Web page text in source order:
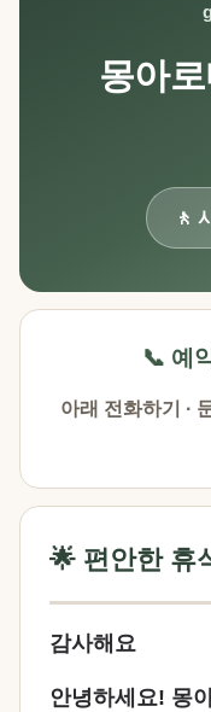
몽아
🚶
📞 예
아래 전화하기 ·
🌟 편안한 휴
감사해요
안녕하세요! 몽